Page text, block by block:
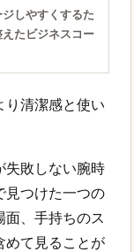
しやすくするた
たビジネスコー
り清潔感と使い
失敗しない腕時
見つけた一つの
面、手持ちのス
めて見ることが